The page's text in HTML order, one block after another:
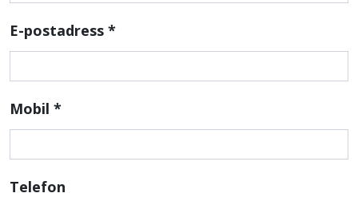
E-postadress *
Mobil *
Telefon